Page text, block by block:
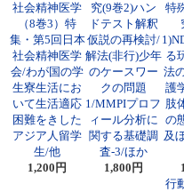
社会精神医学
（8巻3）特
集・第5回日本
社会精神医学
会/わが国の学
生寮生活にお
いて生活適応
困難をきした
アジア人留学
生/他
1,200円
究(9巻2)ハン
ドテスト解釈
仮説の再検討/
解法(非行)少年
のケースワー
クの問題
1/MMPIプロフ
ィール分析に
関する基礎調
査-3/ほか
1,800円
特
る
法
護
肢
の
及
行